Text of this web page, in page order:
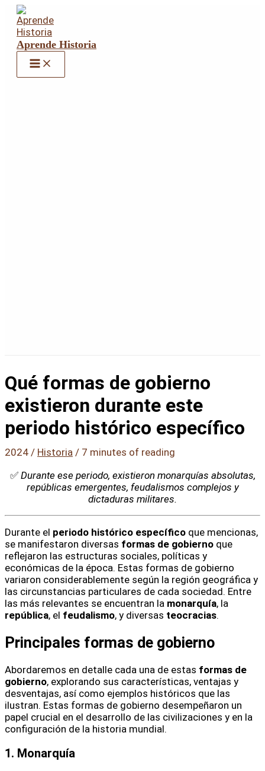
contenido
Aprende Historia
Qué formas de gobierno
existieron durante este
periodo histórico específico
2024 / Historia / 7 minutes of reading
✅ Durante ese periodo, existieron monarquías absolutas,
repúblicas emergentes, feudalismos complejos y
dictaduras militares.
Durante el periodo histórico específico que mencionas,
se manifestaron diversas formas de gobierno que
reflejaron las estructuras sociales, políticas y
económicas de la época. Estas formas de gobierno
variaron considerablemente según la región geográfica y
las circunstancias particulares de cada sociedad. Entre
las más relevantes se encuentran la monarquía, la
república, el feudalismo, y diversas teocracias.
Principales formas de gobierno
Abordaremos en detalle cada una de estas formas de
gobierno, explorando sus características, ventajas y
desventajas, así como ejemplos históricos que las
ilustran. Estas formas de gobierno desempeñaron un
papel crucial en el desarrollo de las civilizaciones y en la
configuración de la historia mundial.
1. Monarquía